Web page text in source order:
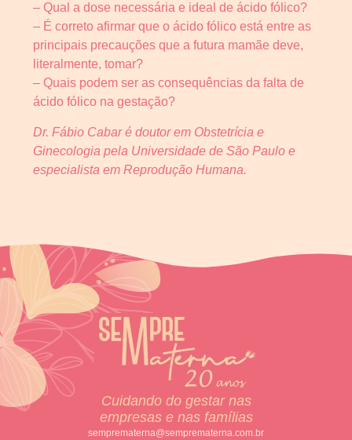
– Qual a dose necessária e ideal de ácido fólico?
– É correto afirmar que o ácido fólico está entre as
principais precauções que a futura mamãe deve,
literalmente, tomar?
– Quais podem ser as consequências da falta de
ácido fólico na gestação?
Dr. Fábio Cabar é doutor em Obstetrícia e
Ginecologia pela Universidade de São Paulo e
especialista em Reprodução Humana.
Cuidando do gestar nas
empresas e nas famílias
semprematerna@semprematerna.com.br